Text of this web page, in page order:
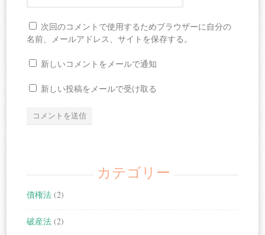
次回のコメントで使用するためブラウザーに自分の
名前、メールアドレス、サイトを保存する。
新しいコメントをメールで通知
新しい投稿をメールで受け取る
カテゴリー
債権法 (2)
破産法 (2)